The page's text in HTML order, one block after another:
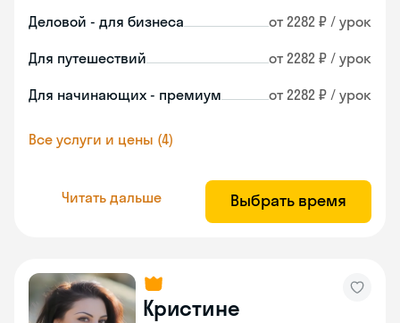
Деловой - для бизнеса от 2282 ₽ / урок
Для путешествий от 2282 ₽ / урок
Для начинающих - премиум от 2282 ₽ / урок
Все услуги и цены (4)
Читать дальше Выбрать время
Кристине